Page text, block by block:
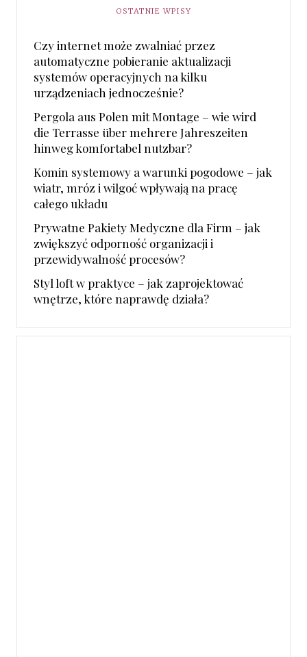
OSTATNIE WPISY
Czy internet może zwalniać przez
automatyczne pobieranie aktualizacji
systemów operacyjnych na kilku
urządzeniach jednocześnie?
Pergola aus Polen mit Montage – wie wird
die Terrasse über mehrere Jahreszeiten
hinweg komfortabel nutzbar?
Komin systemowy a warunki pogodowe – jak
wiatr, mróz i wilgoć wpływają na pracę
całego układu
Prywatne Pakiety Medyczne dla Firm – jak
zwiększyć odporność organizacji i
przewidywalność procesów?
Styl loft w praktyce – jak zaprojektować
wnętrze, które naprawdę działa?